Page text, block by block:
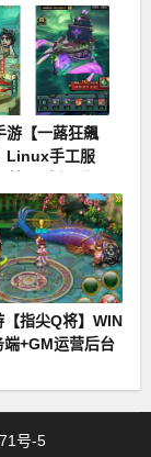
游【一蕗狂飆
Linux手工服
授权
【指尖Q将】WIN
+GM运营后台
号-5